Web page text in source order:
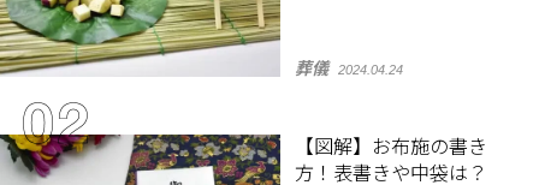
葬儀 2024.04.24
【図解】お布施の書き
方！表書きや中袋は？